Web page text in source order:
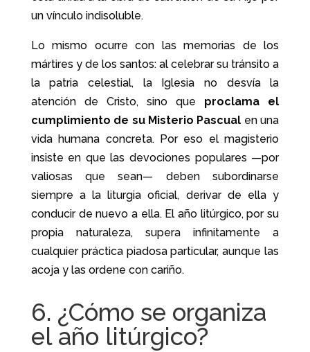
un vínculo indisoluble.
Lo mismo ocurre con las memorias de los
mártires y de los santos: al celebrar su tránsito a
la patria celestial, la Iglesia no desvía la
atención de Cristo, sino que proclama el
cumplimiento de su Misterio Pascual en una
vida humana concreta. Por eso el magisterio
insiste en que las devociones populares —por
valiosas que sean— deben subordinarse
siempre a la liturgia oficial, derivar de ella y
conducir de nuevo a ella. El año litúrgico, por su
propia naturaleza, supera infinitamente a
cualquier práctica piadosa particular, aunque las
acoja y las ordene con cariño.
6. ¿Cómo se organiza
el año litúrgico?